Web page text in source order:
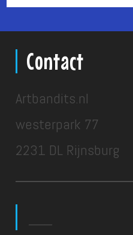
Contact
Artbandits.nl
westerpark 77
2231 DL Rijnsburg